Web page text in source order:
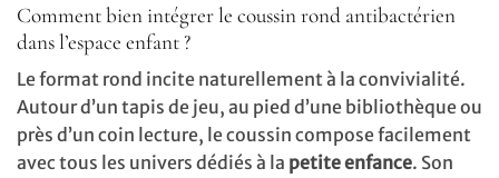
Comment bien intégrer le coussin rond antibactérien
dans l’espace enfant ?
Le format rond incite naturellement à la convivialité.
Autour d’un tapis de jeu, au pied d’une bibliothèque ou
près d’un coin lecture, le coussin compose facilement
avec tous les univers dédiés à la petite enfance. Son